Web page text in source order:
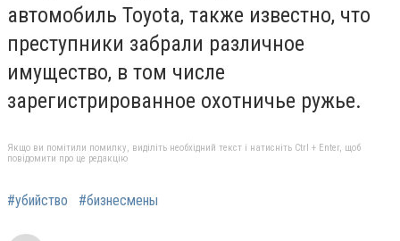
автомобиль Toyota, также известно, что
преступники забрали различное
имущество, в том числе
зарегистрированное охотничье ружье.
Якщо ви помітили помилку, виділіть необхідний текст і натисніть Ctrl + Enter, щоб
повідомити про це редакцію
#убийство #бизнесмены